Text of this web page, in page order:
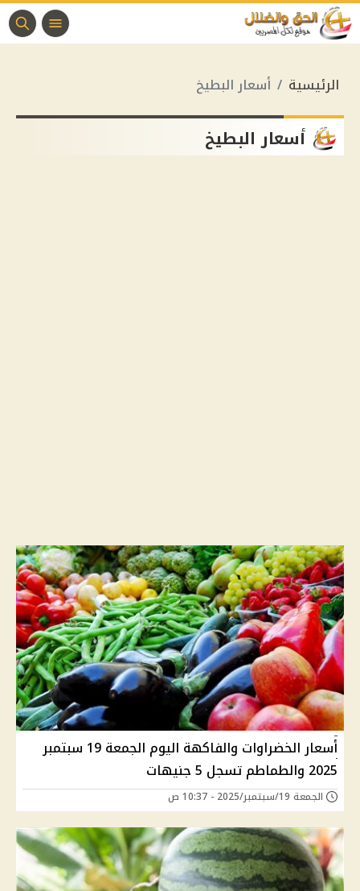
الرئيسية أسعار البطيخ
أسعار البطيخ
أسعار الخضراوات والفاكهة اليوم الجمعة 19 سبتمبر
2025 والطماطم تسجل 5 جنيهات
الجمعة 19/سبتمبر/2025 - 10:37 ص